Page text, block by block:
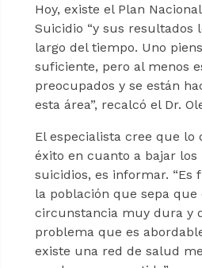
Hoy, existe el Plan
Suicidio “y sus resultados
largo del tiempo. Uno
suficiente, pero al menos
preocupados y se están
esta área”, recalcó el Dr.
El especialista cree que lo
éxito en cuanto a bajar los
suicidios, es informar. “Es
la población que sepa
circunstancia muy dura y
problema que es
existe una red de salud